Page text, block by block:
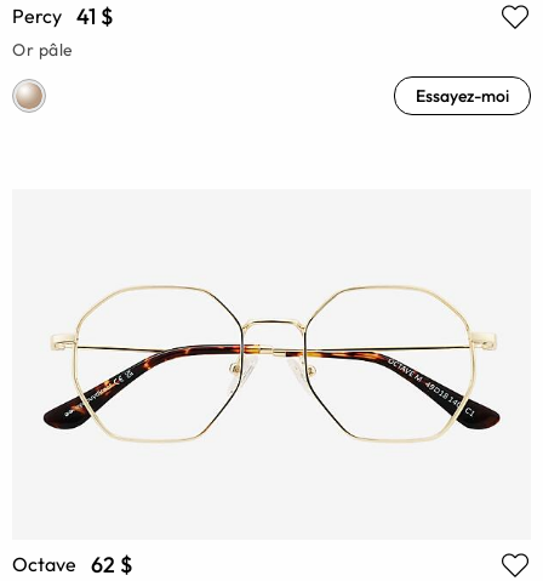
Percy 41 $
Or pâle
Essayez-moi
Octave 62 $